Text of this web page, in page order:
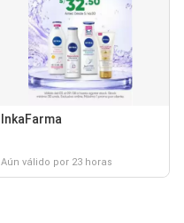
InkaFarma
Aún válido por 23 horas